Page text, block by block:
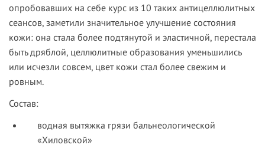
опробовавших на себе курс из 10 таких антицеллюлитных
сеансов, заметили значительное улучшение состояния
кожи: она стала более подтянутой и эластичной, перестала
быть дряблой, целлюлитные образования уменьшились
или исчезли совсем, цвет кожи стал более свежим и
ровным.
Состав:
водная вытяжка грязи бальнеологической
«Хиловской»